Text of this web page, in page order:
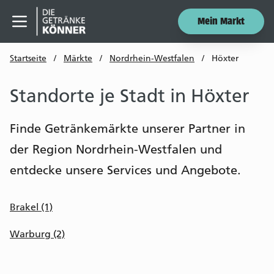
Menü öffnen
Mein Markt
Startseite / Märkte / Nordrhein-Westfalen / Höxter
Standorte je Stadt in Höxter
Finde Getränkemärkte unserer Partner in
der Region Nordrhein-Westfalen und
entdecke unsere Services und Angebote.
Brakel (1)
Warburg (2)